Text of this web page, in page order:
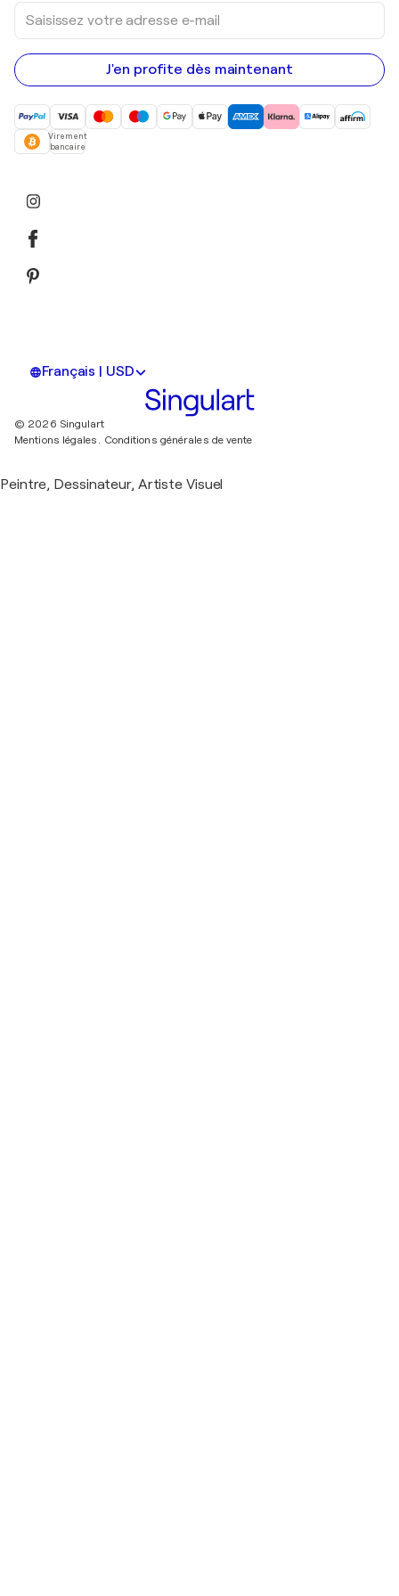
Saisissez
votre
adresse
e-
mail
J'en profite dès maintenant
Virement
bancaire
Français | USD
© 2026 Singulart
Mentions légales. Conditions générales de vente
Peintre, Dessinateur, Artiste Visuel